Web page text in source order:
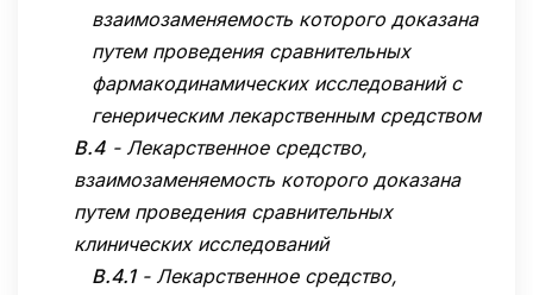
взаимозаменяемость которого доказана
путем проведения сравнительных
фармакодинамических исследований с
генерическим лекарственным средством
B.4 - Лекарственное средство,
взаимозаменяемость которого доказана
путем проведения сравнительных
клинических исследований
B.4.1- Лекарственное средство,